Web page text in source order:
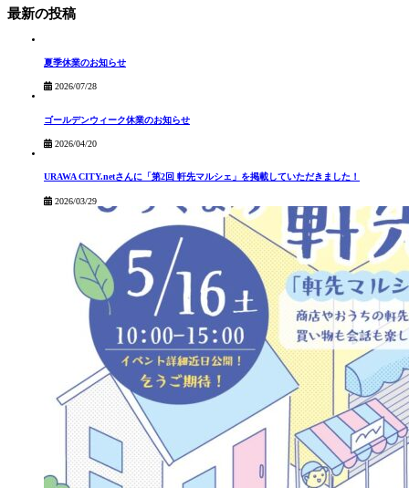
最新の投稿
夏季休業のお知らせ
2026/07/28
ゴールデンウィーク休業のお知らせ
2026/04/20
URAWA CITY.netさんに「第2回 軒先マルシェ」を掲載していただきました！
2026/03/29